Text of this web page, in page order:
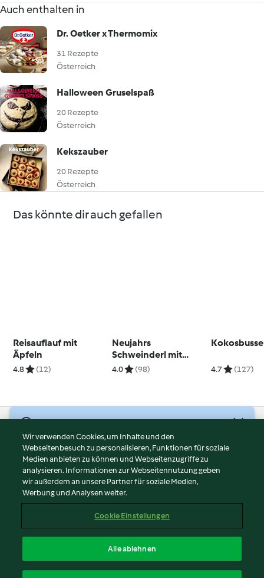
Auch enthalten in
Dr. Oetker x Thermomix
31 Rezepte
Österreich
Halloween Gruselspaß
20 Rezepte
Österreich
Kekszauber
20 Rezepte
Österreich
Das könnte dir auch gefallen
Reisauflauf mit
Äpfeln
4.8 (12)
Neujahrs
Schweinderl mit
süßer Nussfülle
4.0 (98) 4.7 (127)
Nutzungsbedingungen
Datenschutzrichtlinien
Disclaimer
Impressum
Inhalt melden
Erklärung zur Barrierefreiheit
Wir verwenden Cookies, um Inhalte und den
Webseitenbesuch zu personalisieren, Funktionen für soziale
Medien anbieten zu können und Webseitenzugriffe zu
analysieren. Informationen zur Webseitennutzung geben
wir außerdem an unsere Partner für soziale Medien,
Werbung und Analysen weiter.
Cookie Einstellungen
Alle ablehnen